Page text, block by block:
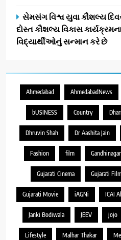
સેમસંગ વિશ્વ યુવા કૌશલ્ય
દોસ્ત કૌશલ્ય વિકાસ
વિદ્યાર્થીઓનું સન્માન કરે છે
Ahmedabad AhmedabadNews
bUSINESS Country
Dhruvin Shah Dr Aashita Jain
Fashion film Gandhinagar
Gujarati Cinema Gujarati
Gujarati Movie iAGNi ICAI
Janki Bodiwala JEEV jojo
Lifestyle Malhar Thakar